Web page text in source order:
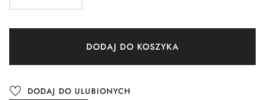
DODAJ DO KOSZYKA
DODAJ DO ULUBIONYCH